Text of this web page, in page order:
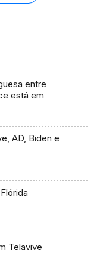
entre
está em
AD, Biden e
Telavive